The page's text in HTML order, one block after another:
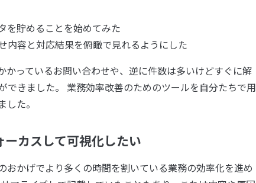
を貯めることを始めてみた
内容と対応結果を俯瞰で見れるようにした
かっているお問い合わせや、逆に件数は多いけどすぐに解
できました。 業務効率改善のためのツールを自分たちで用
た。
カスして可視化したい
おかげでより多くの時間を割いている業務の効率化を進め